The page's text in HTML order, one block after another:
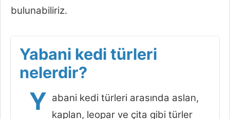
bulunabiliriz.
Yabani kedi türleri
nelerdir?
Y abani kedi türleri arasında aslan,
kaplan, leopar ve çita gibi türler